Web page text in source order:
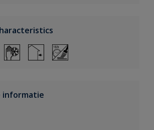
informatie